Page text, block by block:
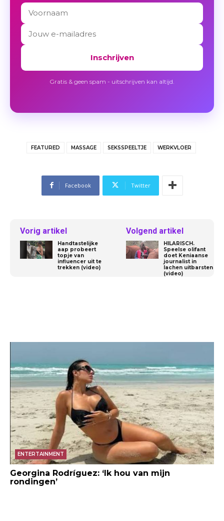
Inschrijven
Gratis & geen spam - uitschrijven kan altijd.
FEATURED MASSAGE SEKSSPEELTJE WERKVLOER
Facebook Twitter
Vorig artikel
Handtastelijke
aap probeert
topje van
influencer uit te
trekken (video)
Volgend artikel
HILARISCH.
Speelse olifant
doet Keniaanse
journalist in
lachen uitbarsten
(video)
ENTERTAINMENT
Georgina Rodríguez: ‘Ik hou van mijn
rondingen’